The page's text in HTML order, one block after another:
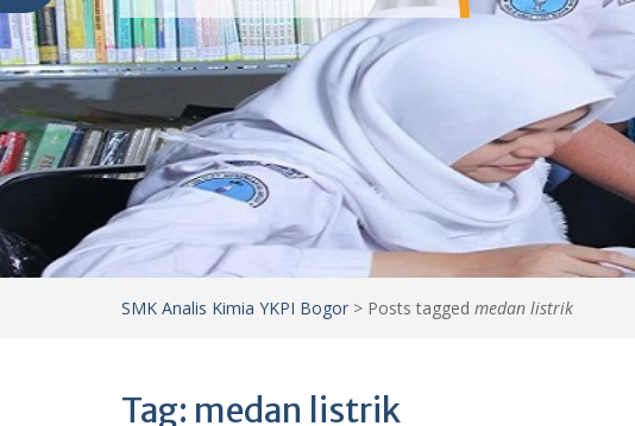
SMK Analis Kimia YKPI Bogor > Posts tagged medan listrik
Tag: medan listrik